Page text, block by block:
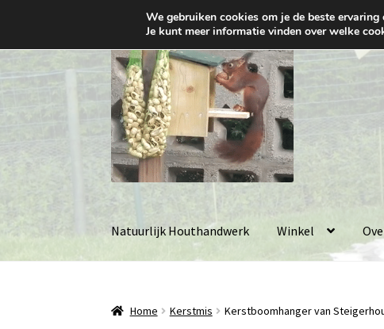
door
naar
navigatie
naar
de
inhoud
Natuurlijk Houthandwerk Winkel
Home Kerstmis Kerstboomhanger van
We gebruiken cookies om je de beste ervaring
Je kunt meer informatie vinden over welke